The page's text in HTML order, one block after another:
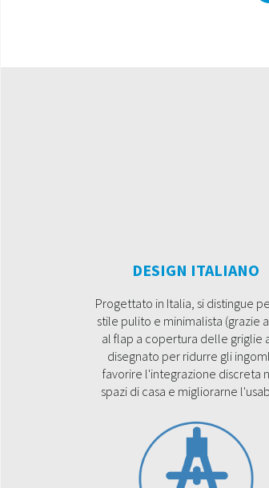
DESIGN ITALIANO
Progettato in Italia, si distingue
stile pulito e minimalista (grazie
al flap a copertura delle griglie
disegnato per ridurre gli
favorire l'integrazione discreta
spazi di casa e migliorarne